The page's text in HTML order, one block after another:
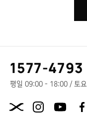
고
객
센
전
1577-4793
평일 09:00 - 18:00 / 토
X.com